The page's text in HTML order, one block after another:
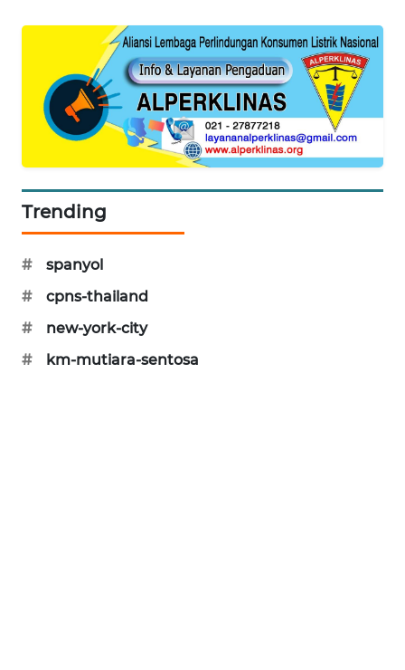
Trending
#
spanyol
#
cpns-thailand
#
new-york-city
#
km-mutiara-sentosa
WAHANA
PERSONA
OTOMOTIF
WAHANA
HEALTH
DESA
WISATA
LAPAK